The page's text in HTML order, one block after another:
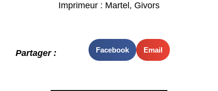
Imprimeur : Martel, Givors
Partager : Facebook Email